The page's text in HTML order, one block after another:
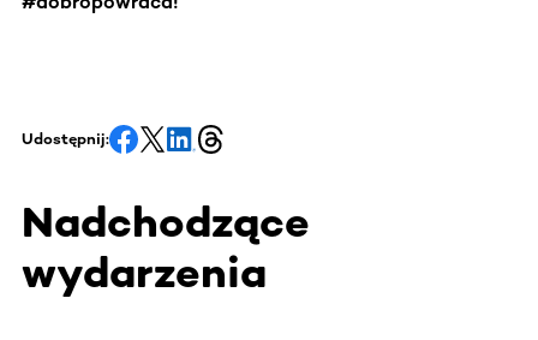
Udostępnij:
Nadchodzące
wydarzenia